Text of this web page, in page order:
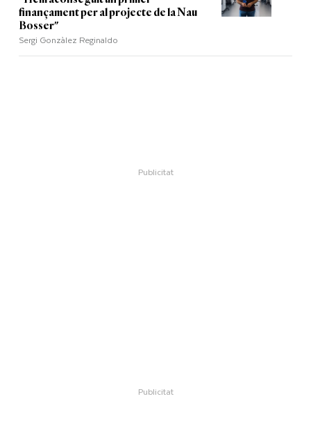
finançament per al projecte de la Nau
Bosser"
Sergi Gonzàlez Reginaldo